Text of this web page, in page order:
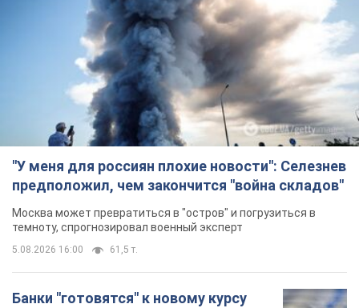
"У меня для россиян плохие новости": Селезнев
предположил, чем закончится "война складов"
Москва может превратиться в "остров" и погрузиться в
темноту, спрогнозировал военный эксперт
5.08.2026 16:00 61,5 т.
Банки "готовятся" к новому курсу